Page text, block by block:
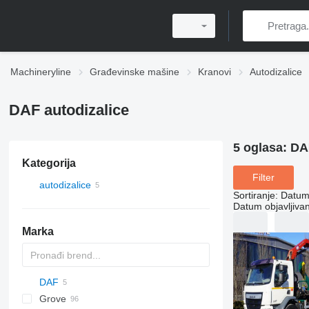
Machineryline Građevinske mašine Kranovi Autodizalice
DAF autodizalice
Kategorija
autodizalice
Marka
1404
DS
AHK
AK
DAF
LF
AC
WC
ATF
LNT
AMK
Grove
5 oglasa:
Filter
Sortiranje:
Datum